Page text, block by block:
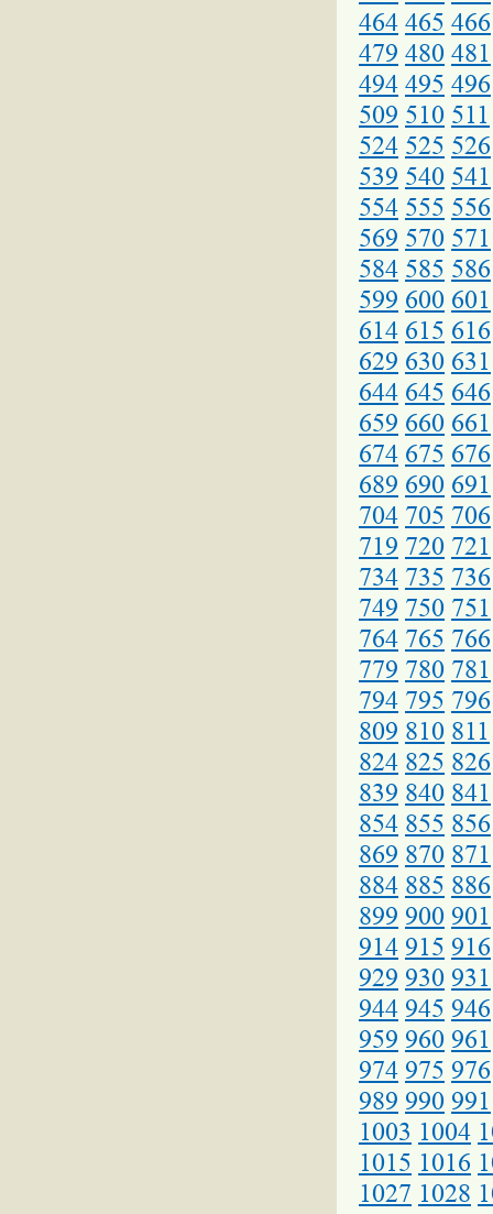
464 465 466
479 480 481
494 495 496
509 510 511
524 525 526
539 540 541
554 555 556
569 570 571
584 585 586
599 600 601
614 615 616
629 630 631
644 645 646
659 660 661
674 675 676
689 690 691
704 705 706
719 720 721
734 735 736
749 750 751
764 765 766
779 780 781
794 795 796
809 810 811
824 825 826
839 840 841
854 855 856
869 870 871
884 885 886
899 900 901
914 915 916
929 930 931
944 945 946
959 960 961
974 975 976
989 990 991
1003 1004
1015 1016
1027 1028